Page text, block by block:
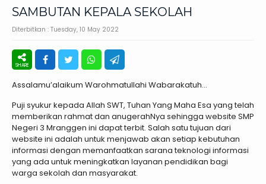
SAMBUTAN KEPALA SEKOLAH
Diterbitkan : Tuesday, 10 May 2022
Assalamu’alaikum Warohmatullahi Wabarakatuh…
Puji syukur kepada Allah SWT, Tuhan Yang Maha Esa yang telah
memberikan rahmat dan anugerahNya sehingga website SMP
Negeri 3 Mranggen ini dapat terbit. Salah satu tujuan dari
website ini adalah untuk menjawab akan setiap kebutuhan
informasi dengan memanfaatkan sarana teknologi informasi
yang ada untuk meningkatkan layanan pendidikan bagi
warga sekolah dan masyarakat.